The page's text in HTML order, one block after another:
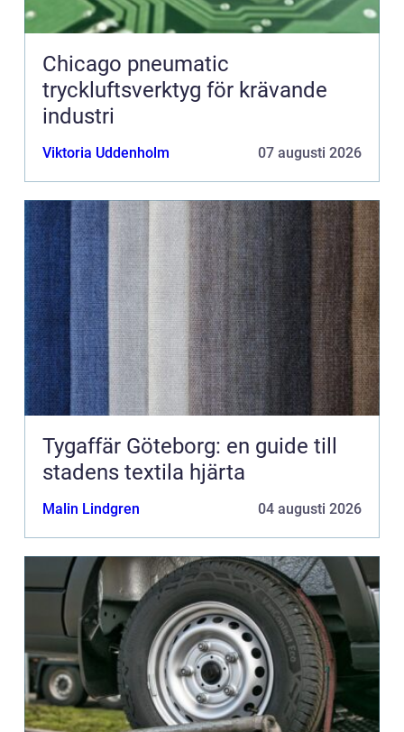
Chicago pneumatic
tryckluftsverktyg för krävande
industri
Viktoria Uddenholm 07 augusti 2026
Tygaffär Göteborg: en guide till
stadens textila hjärta
Malin Lindgren 04 augusti 2026